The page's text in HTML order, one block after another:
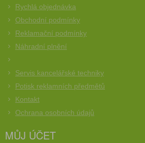
Rychlá objednávka
Obchodní podmínky
Reklamační podmínky
Náhradní plnění
Servis kancelářské techniky
Potisk reklamních předmětů
Kontakt
Ochrana osobních údajů
MŮJ ÚČET